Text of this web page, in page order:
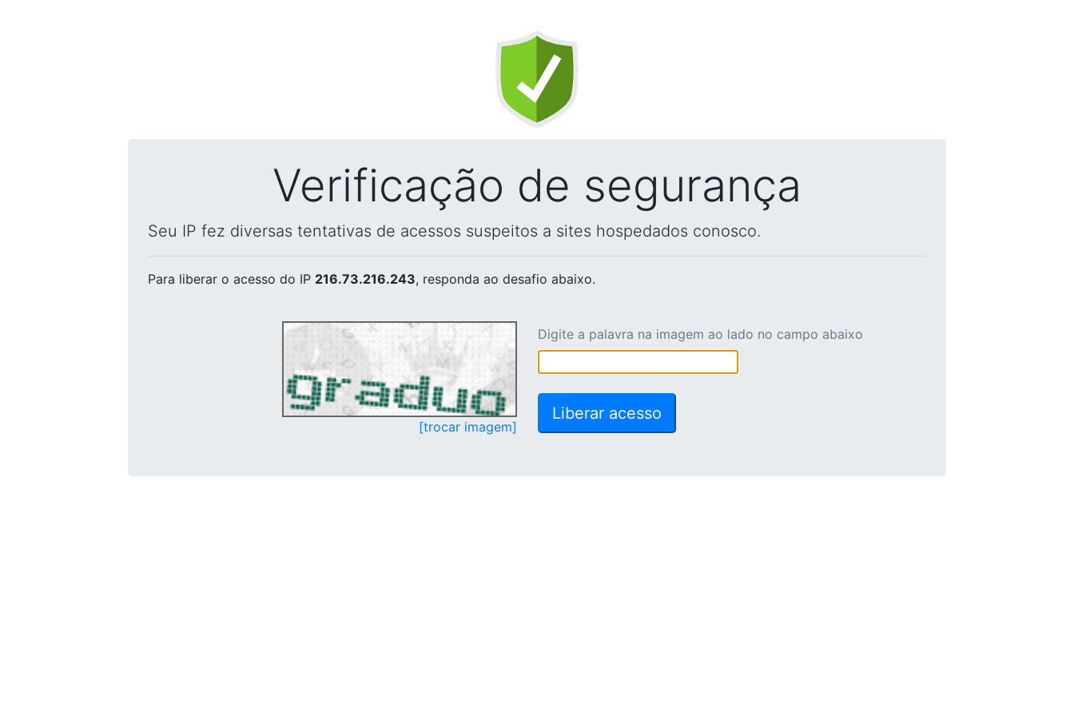
Verificação de segurança
Seu IP fez diversas tentativas de acessos suspeitos a sites hospedados conosco.
Para liberar o acesso do IP 216.73.216.243, responda ao desafio abaixo.
[trocar imagem]
Digite a palavra na imagem ao lado no campo abaixo